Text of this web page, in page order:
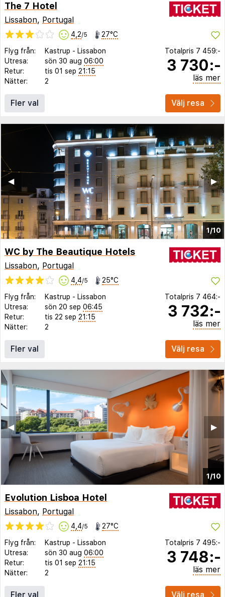
The 7 Hotel
Lissabon, Portugal
4,2/5 27°C
Flyg från: Kastrup - Lissabon
Utresa:
sön 30 aug 06:00
Retur:
tis 01 sep 21:15
Nätter:
2
Totalpris 7 459:-
3 730:-
läs mer
Fler val Välj resa
1/10
▶︎
◀︎
WC by The Beautique Hotels
Lissabon, Portugal
4,4/5 25°C
Flyg från: Kastrup - Lissabon
Utresa:
sön 20 sep 06:45
Retur:
tis 22 sep 21:15
Nätter:
2
Totalpris 7 464:-
3 732:-
läs mer
Fler val Välj resa
1/10
▶︎
◀︎
Evolution Lisboa Hotel
Lissabon, Portugal
4,4/5 27°C
Flyg från: Kastrup - Lissabon
Utresa:
sön 30 aug 06:00
Retur:
tis 01 sep 21:15
Nätter:
2
Totalpris 7 495:-
3 748:-
läs mer
Fler val Välj resa